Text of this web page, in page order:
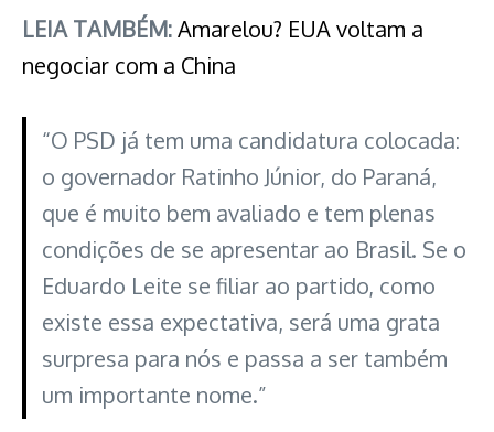
LEIA TAMBÉM:Amarelou? EUA voltam a
negociar com a China
“O PSD já tem uma candidatura colocada:
o governador Ratinho Júnior, do Paraná,
que é muito bem avaliado e tem plenas
condições de se apresentar ao Brasil. Se o
Eduardo Leite se filiar ao partido, como
existe essa expectativa, será uma grata
surpresa para nós e passa a ser também
um importante nome.”